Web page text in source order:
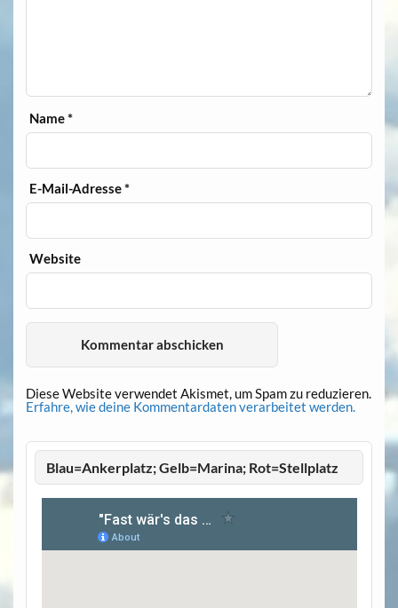
Name*
E-Mail-Adresse*
Website
Diese Website verwendet Akismet, um Spam zu reduzieren.
Erfahre, wie deine Kommentardaten verarbeitet werden.
Blau=Ankerplatz; Gelb=Marina; Rot=Stellplatz